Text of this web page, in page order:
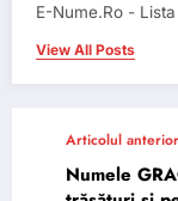
E-Nume.Ro -
View All Posts
Articolul anterior
Numele